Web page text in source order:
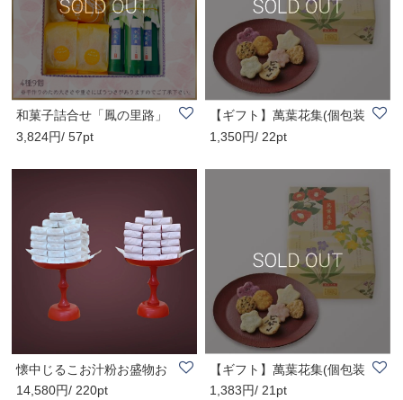
和菓子詰合せ「鳳の里路」
送料込み
3,824円/ 57pt
【ギフト】萬葉花集(個包装
お煎餅) ３箱..
1,350円/ 22pt
懐中じるこお汁粉お盛物お
供物(立正佼成..
14,580円/ 220pt
【ギフト】萬葉花集(個包装
お煎餅)1箱〜2..
1,383円/ 21pt